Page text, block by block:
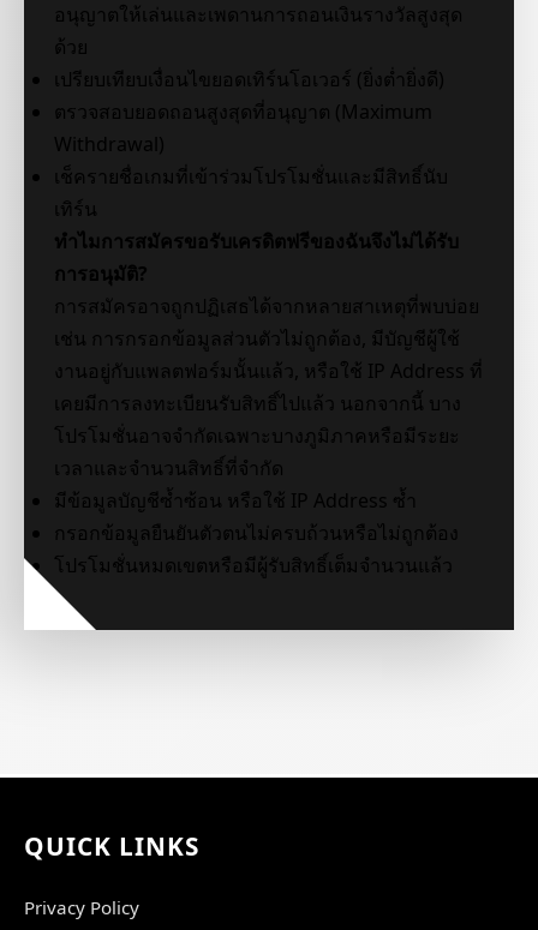
อนุญาตให้เล่นและเพดานการถอนเงินรางวัลสูงสุด
ด้วย
เปรียบเทียบเงื่อนไขยอดเทิร์นโอเวอร์ (ยิ่งต่ำยิ่งดี)
ตรวจสอบยอดถอนสูงสุดที่อนุญาต (Maximum
Withdrawal)
เช็ครายชื่อเกมที่เข้าร่วมโปรโมชั่นและมีสิทธิ์นับ
เทิร์น
ทำไมการสมัครขอรับเครดิตฟรีของฉันจึงไม่ได้รับ
การอนุมัติ?
การสมัครอาจถูกปฏิเสธได้จากหลายสาเหตุที่พบบ่อย
เช่น การกรอกข้อมูลส่วนตัวไม่ถูกต้อง, มีบัญชีผู้ใช้
งานอยู่กับแพลตฟอร์มนั้นแล้ว, หรือใช้ IP Address ที่
เคยมีการลงทะเบียนรับสิทธิ์ไปแล้ว นอกจากนี้ บาง
โปรโมชั่นอาจจำกัดเฉพาะบางภูมิภาคหรือมีระยะ
เวลาและจำนวนสิทธิ์ที่จำกัด
มีข้อมูลบัญชีซ้ำซ้อน หรือใช้ IP Address ซ้ำ
กรอกข้อมูลยืนยันตัวตนไม่ครบถ้วนหรือไม่ถูกต้อง
โปรโมชั่นหมดเขตหรือมีผู้รับสิทธิ์เต็มจำนวนแล้ว
QUICK LINKS
Privacy Policy